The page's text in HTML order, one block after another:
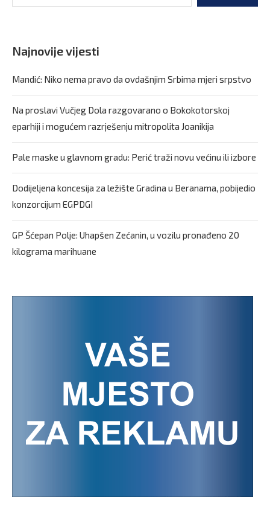
Najnovije vijesti
Mandić: Niko nema pravo da ovdašnjim Srbima mjeri srpstvo
Na proslavi Vučjeg Dola razgovarano o Bokokotorskoj
eparhiji i mogućem razrješenju mitropolita Joanikija
Pale maske u glavnom gradu: Perić traži novu većinu ili izbore
Dodijeljena koncesija za ležište Gradina u Beranama, pobijedio
konzorcijum EGPDGI
GP Šćepan Polje: Uhapšen Zećanin, u vozilu pronađeno 20
kilograma marihuane